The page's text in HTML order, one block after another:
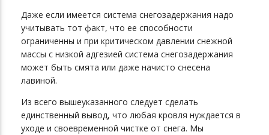
Даже если имеется система снегозадержания надо
учитывать тот факт, что ее способности
ограниченны и при критическом давлении снежной
массы с низкой адгезией система снегозадержания
может быть смята или даже начисто снесена
лавиной.
Из всего вышеуказанного следует сделать
единственный вывод, что любая кровля нуждается в
уходе и своевременной чистке от снега. Мы